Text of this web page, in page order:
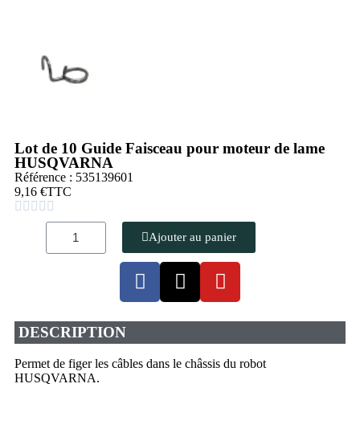
Lot de 10 Guide Faisceau pour moteur de lame
HUSQVARNA
Référence : 535139601
9,16 €TTC
    
Ajouter au panier
DESCRIPTION
Permet de figer les câbles dans le châssis du robot
HUSQVARNA.